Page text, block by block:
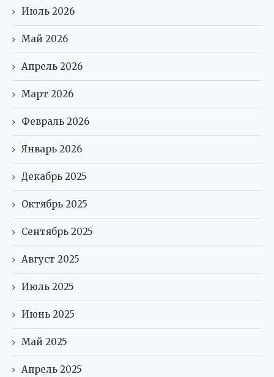
Июль 2026
Май 2026
Апрель 2026
Март 2026
Февраль 2026
Январь 2026
Декабрь 2025
Октябрь 2025
Сентябрь 2025
Август 2025
Июль 2025
Июнь 2025
Май 2025
Апрель 2025